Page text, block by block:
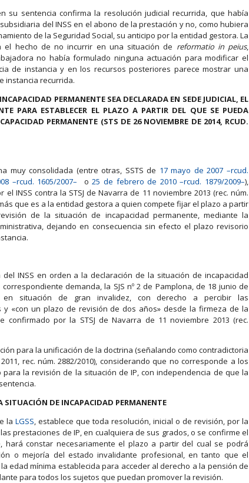
su sentencia confirma la resolución judicial recurrida, que había
del INSS en el abono de la prestación y no, como hubiera
de la Seguridad Social, su anticipo por la entidad gestora. La
el hecho de no incurrir en una situación de reformatio in peius,
no había formulado ninguna actuación para modificar el
de instancia y en los recursos posteriores parece mostrar una
instancia recurrida.
PERMANENTE SEA DECLARADA EN SEDE JUDICIAL, EL
PARA ESTABLECER EL PLAZO A PARTIR DEL QUE SE PUEDA
PERMANENTE (STS DE 26 NOVIEMBRE DE 2014, RCUD.
muy consolidada (entre otras, SSTS de 17 mayo de 2007 –rcud.
–rcud. 1605/2007– o25 de febrero de 2010 –rcud. 1879/2009–),
INSS contra la STSJ de Navarra de 11 noviembre 2013 (rec. núm.
que es a la entidad gestora a quien compete fijar el plazo a partir
de la situación de incapacidad permanente, mediante la
dejando en consecuencia sin efecto el plazo revisorio
INSS en orden a la declaración de la situación de incapacidad
demanda, la SJS nº 2 de Pamplona, de 18 junio de
en situación de gran invalidez, con derecho a percibir las
y «con un plazo de revisión de dos años» desde la firmeza de la
confirmado por la STSJ de Navarra de 11 noviembre 2013 (rec.
para la unificación de la doctrina (señalando como contradictoria
rec. núm. 2882/2010), considerando que no corresponde a los
la revisión de la situación de IP, con independencia de que la
SITUACIÓN DE INCAPACIDAD PERMANENTE
la LGSS , establece que toda resolución, inicial o de revisión, por la
prestaciones de IP, en cualquiera de sus grados, o se confirme el
hará constar necesariamente el plazo a partir del cual se podrá
o mejoría del estado invalidante profesional, en tanto que el
edad mínima establecida para acceder al derecho a la pensión de
para todos los sujetos que puedan promover la revisión.